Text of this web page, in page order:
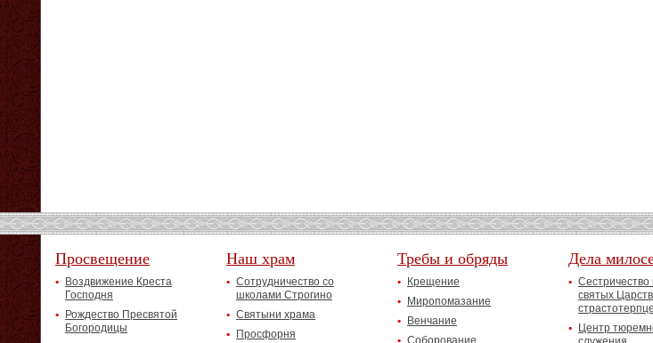
Просвещение
Воздвижение Креста
Господня
Рождество Пресвятой
Богородицы
Наш храм
Сотрудничество со
школами Строгино
Святыни храма
Просфорня
Требы и обряды
Крещение
Миропомазание
Венчание
Дела
Сестричество
святых
Центр